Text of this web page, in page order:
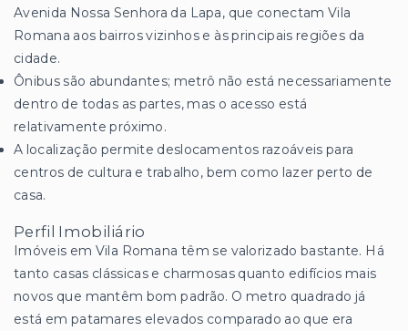
Avenida Nossa Senhora da Lapa, que conectam Vila
Romana aos bairros vizinhos e às principais regiões da
cidade.
Ônibus são abundantes; metrô não está necessariamente
dentro de todas as partes, mas o acesso está
relativamente próximo.
A localização permite deslocamentos razoáveis para
centros de cultura e trabalho, bem como lazer perto de
casa.
Perfil Imobiliário
Imóveis em Vila Romana têm se valorizado bastante. Há
tanto casas clássicas e charmosas quanto edifícios mais
novos que mantêm bom padrão. O metro quadrado já
está em patamares elevados comparado ao que era